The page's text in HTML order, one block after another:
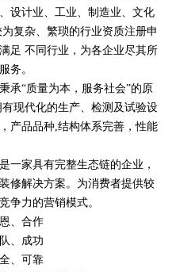
设计业、工业、制造业、文化
复杂、繁琐的行业资质注册申
足 不同行业，为各企业尽其所
务。
承“质量为本，服务社会”的原
现代化的生产、检测及试验设
产品品种,结构体系完善，性能
一家具有完整生态链的企业，
修解决方案。为消费者提供较
争力的营销模式。
、合作
、成功
、可靠